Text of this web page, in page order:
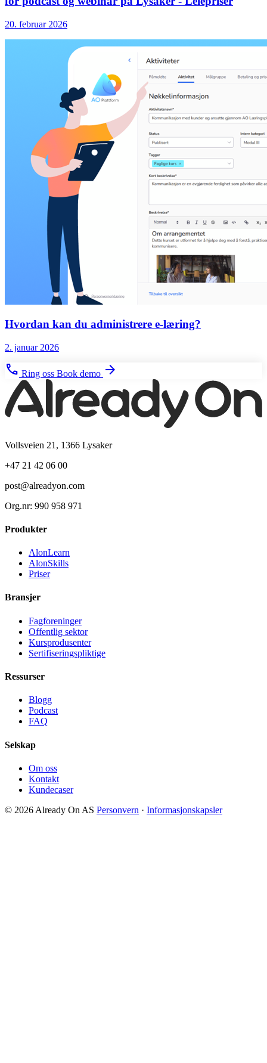
20. februar 2026
Hvordan kan du administrere e-læring?
2. januar 2026
phone Ring oss Book demo arrow_forward
Vollsveien 21, 1366 Lysaker
+47 21 42 06 00
post@alreadyon.com
Org.nr: 990 958 971
Produkter
AlonLearn
AlonSkills
Priser
Bransjer
Fagforeninger
Offentlig sektor
Kursprodusenter
Sertifiseringspliktige
Ressurser
Blogg
Podcast
FAQ
Selskap
Om oss
Kontakt
Kundecaser
© 2026 Already On AS Personvern · Informasjonskapsler